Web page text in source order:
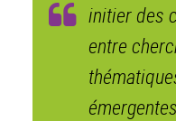
initier des
entre